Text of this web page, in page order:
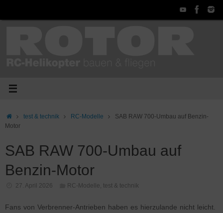
Starttest & technik RC-Modelle
SAB RAW 700-Umbau auf Benzin-
Motor
SAB RAW 700-Umbau auf
Benzin-Motor
27. April 2026 RC-Modelle, test & technik
Fans von Verbrenner-Antrieben haben es hierzulande nicht leicht.